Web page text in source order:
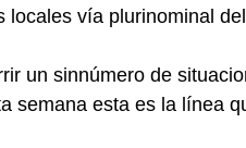
locales vía plurinominal
un sinnúmero de
semana esta es la línea